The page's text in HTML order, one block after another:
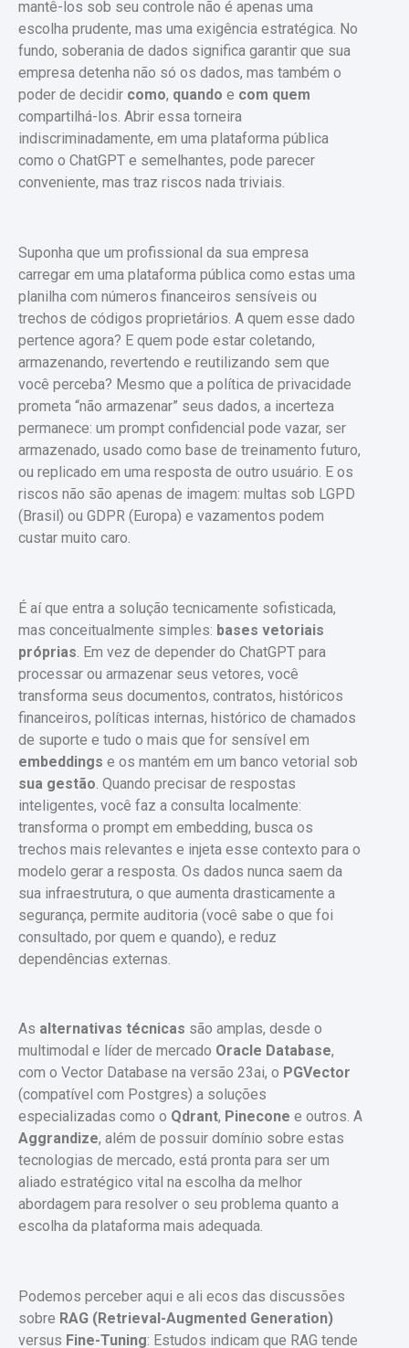
mantê-los sob seu controle não é apenas uma
escolha prudente, mas uma exigência estratégica. No
fundo, soberania de dados significa garantir que sua
empresa detenha não só os dados, mas também o
poder de decidir como, quando e com quem
compartilhá-los. Abrir essa torneira
indiscriminadamente, em uma plataforma pública
como o ChatGPT e semelhantes, pode parecer
conveniente, mas traz riscos nada triviais.
Suponha que um profissional da sua empresa
carregar em uma plataforma pública como estas uma
planilha com números financeiros sensíveis ou
trechos de códigos proprietários. A quem esse dado
pertence agora? E quem pode estar coletando,
armazenando, revertendo e reutilizando sem que
você perceba? Mesmo que a política de privacidade
prometa “não armazenar” seus dados, a incerteza
permanece: um prompt confidencial pode vazar, ser
armazenado, usado como base de treinamento futuro,
ou replicado em uma resposta de outro usuário. E os
riscos não são apenas de imagem: multas sob LGPD
(Brasil) ou GDPR (Europa) e vazamentos podem
custar muito caro.
É aí que entra a solução tecnicamente sofisticada,
mas conceitualmente simples: bases vetoriais
próprias . Em vez de depender do ChatGPT para
processar ou armazenar seus vetores, você
transforma seus documentos, contratos, históricos
financeiros, políticas internas, histórico de chamados
de suporte e tudo o mais que for sensível em
embeddings e os mantém em um banco vetorial sob
sua gestão . Quando precisar de respostas
inteligentes, você faz a consulta localmente:
transforma o prompt em embedding, busca os
trechos mais relevantes e injeta esse contexto para o
modelo gerar a resposta. Os dados nunca saem da
sua infraestrutura, o que aumenta drasticamente a
segurança, permite auditoria (você sabe o que foi
consultado, por quem e quando), e reduz
dependências externas.
As alternativas técnicas são amplas, desde o
multimodal e líder de mercado Oracle Database,
com o Vector Database na versão 23ai, o PGVector
(compatível com Postgres) a soluções
especializadas como o Qdrant, Pinecone e outros. A
Aggrandize, além de possuir domínio sobre estas
tecnologias de mercado, está pronta para ser um
aliado estratégico vital na escolha da melhor
abordagem para resolver o seu problema quanto a
escolha da plataforma mais adequada.
Podemos perceber aqui e ali ecos das discussões
sobre RAG (Retrieval-Augmented Generation)
versus Fine-Tuning: Estudos indicam que RAG tende